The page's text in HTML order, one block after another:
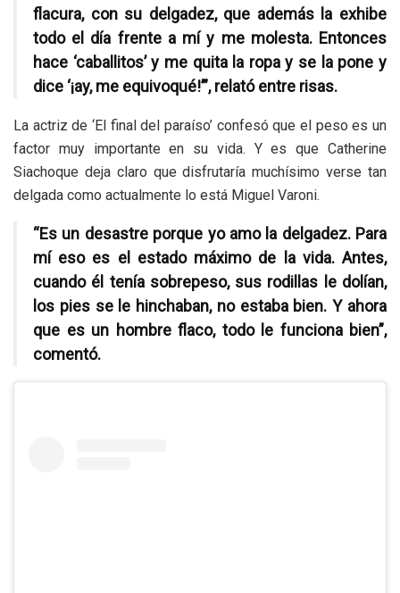
flacura, con su delgadez, que además la exhibe
todo el día frente a mí y me molesta. Entonces
hace ‘caballitos’ y me quita la ropa y se la pone y
dice ‘¡ay, me equivoqué!’”, relató entre risas.
La actriz de ‘El final del paraíso’ confesó que el peso es un
factor muy importante en su vida. Y es que Catherine
Siachoque deja claro que disfrutaría muchísimo verse tan
delgada como actualmente lo está Miguel Varoni.
“Es un desastre porque yo amo la delgadez. Para
mí eso es el estado máximo de la vida. Antes,
cuando él tenía sobrepeso, sus rodillas le dolían,
los pies se le hinchaban, no estaba bien. Y ahora
que es un hombre flaco, todo le funciona bien”,
comentó.